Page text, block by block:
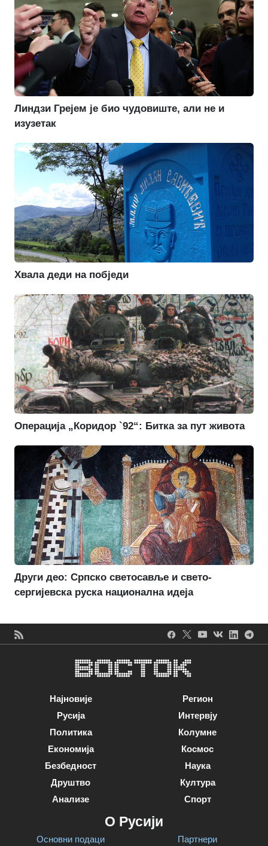
Линдзи Грејем је био чудовиште, али не и
изузетак
Хвала деди на побједи
Операција „Коридор `92“: Битка за пут живота
Други део: Српско светосавље и свето-
сергијевска руска национална идеја
Најновије
Русија
Политика
Економија
Безбедност
Друштво
Анализе
Регион
Интервју
Колумне
Космос
Наука
Култура
Спорт
О Русији
Основни подаци
Партнери